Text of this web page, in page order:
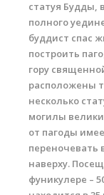
статуя Будды,
полного
буддист спас
построить
гору
расположены
несколько
могилы
от пагоды
переночевать
наверху.
фуникулере –